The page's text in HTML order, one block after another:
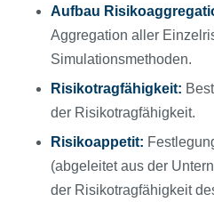
Aufbau
Aggregation aller
Simulationsmethoden.
Risikotragfähigkeit:
der Risikotragfähigkeit.
Risikoappetit:
(abgeleitet aus der
der Risikotragfähigkeit